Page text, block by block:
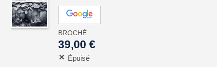
BROCHÉ
39,00 €
Épuisé